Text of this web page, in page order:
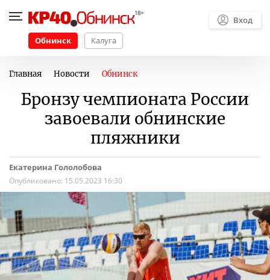
Обнинск Калуга
Вход
Главная Новости Обнинск
Бронзу чемпионата России
завоевали обнинские
пляжники
Екатерина Гололобова
Опубликовано: 15.05.2023 16:30